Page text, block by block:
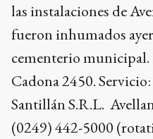
las instalaciones de
fueron inhumados
cementerio
Cadona 2450.
Santillán S.R.L.
(0249) 442-5000